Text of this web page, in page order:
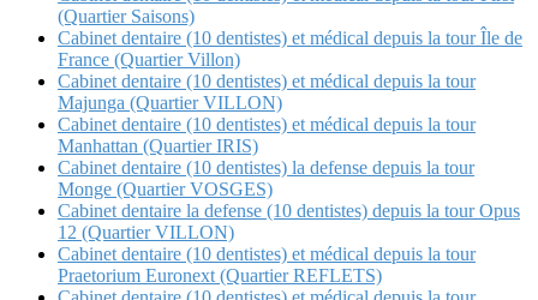
(Quartier Saisons)
Cabinet dentaire (10 dentistes) et médical depuis la tour Île de
France (Quartier Villon)
Cabinet dentaire (10 dentistes) et médical depuis la tour
Majunga (Quartier VILLON)
Cabinet dentaire (10 dentistes) et médical depuis la tour
Manhattan (Quartier IRIS)
Cabinet dentaire (10 dentistes) la defense depuis la tour
Monge (Quartier VOSGES)
Cabinet dentaire la defense (10 dentistes) depuis la tour Opus
12 (Quartier VILLON)
Cabinet dentaire (10 dentistes) et médical depuis la tour
Praetorium Euronext (Quartier REFLETS)